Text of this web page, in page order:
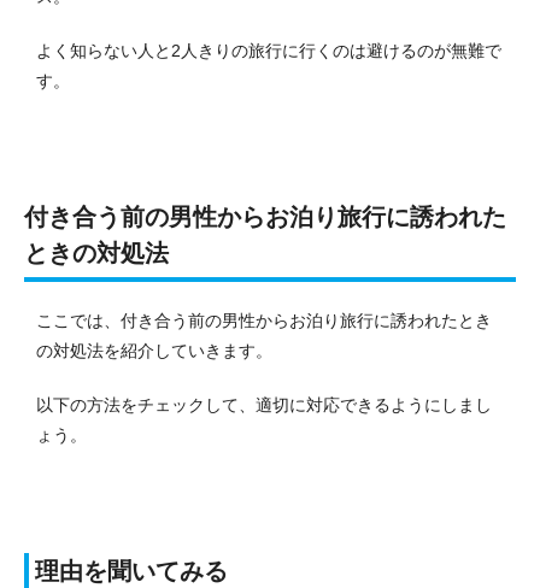
よく知らない人と2人きりの旅行に行くのは避けるのが無難で
す。
付き合う前の男性からお泊り旅行に誘われた
ときの対処法
ここでは、付き合う前の男性からお泊り旅行に誘われたとき
の対処法を紹介していきます。
以下の方法をチェックして、適切に対応できるようにしまし
ょう。
理由を聞いてみる